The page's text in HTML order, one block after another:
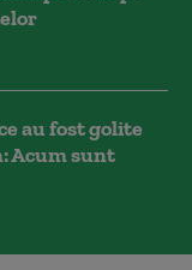
au fost golite
Acum sunt